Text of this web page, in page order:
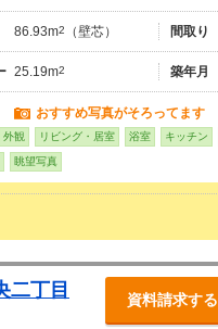
86.93m2 （壁芯） 間取り
25.19m2 築年月
おすすめ写真がそろってます
外観 リビング・居室 浴室 キッチン
眺望写真
丁目
資料請求する